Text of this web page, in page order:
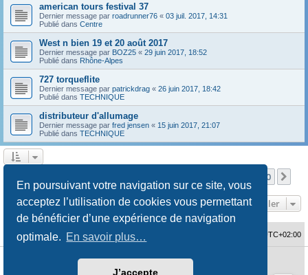
En poursuivant votre navigation sur ce site, vous
acceptez l’utilisation de cookies vous permettant
de bénéficier d’une expérience de navigation
optimale. En savoir plus…
J’accepte
american tours festival 37
Dernier message par roadrunner76 « 03 juil. 2017, 14:31
Publié dans Centre
West n bien 19 et 20 août 2017
Dernier message par BOZ25 « 29 juin 2017, 18:52
Publié dans Rhône-Alpes
727 torqueflite
Dernier message par patrickdrag « 26 juin 2017, 18:42
Publié dans TECHNIQUE
distributeur d'allumage
Dernier message par fred jensen « 15 juin 2017, 21:07
Publié dans TECHNIQUE
10
Aller
Accueil du forum UTC+02:00
Développé parphpBB® Forum Software © phpBB Limited
Traduction française officielle